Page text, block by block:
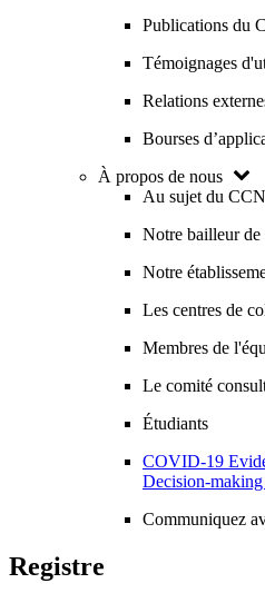
Publications du
Témoignages
Relations
Bourses
À propos de nous
Au sujet du
Notre bailleur de
Notre
Les centres de
Membres de
Le comité
Étudiants
COVID-19
Decision-
Communiquez
Registre